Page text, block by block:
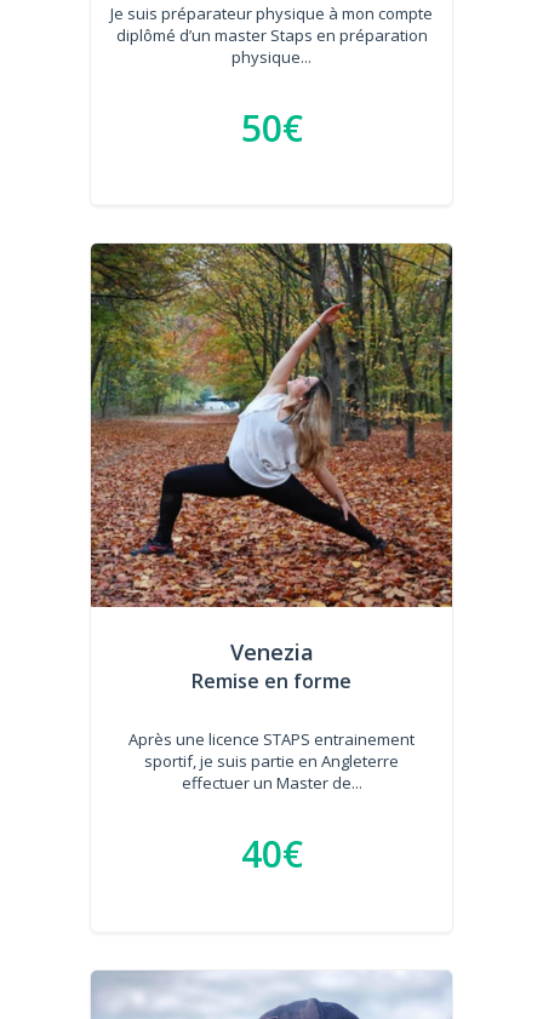
Je suis préparateur physique à mon compte
diplômé d’un master Staps en préparation
physique...
50€
Venezia
Remise en forme
Après une licence STAPS entrainement
sportif, je suis partie en Angleterre
effectuer un Master de...
40€